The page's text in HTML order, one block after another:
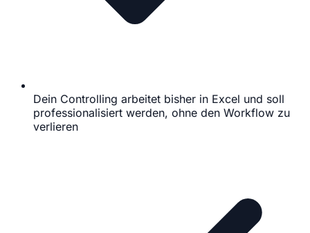
Dein Controlling arbeitet bisher in Excel und soll
professionalisiert werden, ohne den Workflow zu
verlieren